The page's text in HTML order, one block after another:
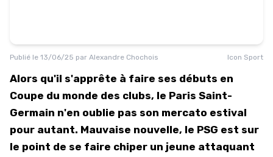
Publié le 13/06/25 par Alexandre Chochois Icon Sport
Alors qu'il s'apprête à faire ses débuts en
Coupe du monde des clubs, le Paris Saint-
Germain n'en oublie pas son mercato estival
pour autant. Mauvaise nouvelle, le PSG est sur
le point de se faire chiper un jeune attaquant